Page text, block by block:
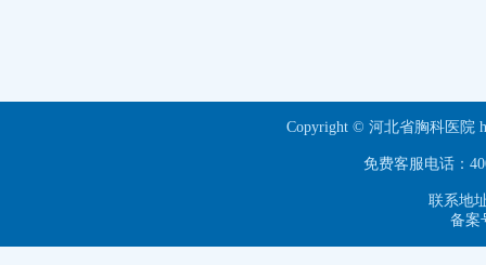
Copyright © 河北省胸科医院
免费客服电话：
联系地
备案